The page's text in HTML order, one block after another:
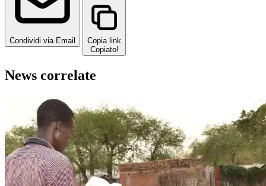
Condividi via Email
Copia link
Copiato!
News correlate